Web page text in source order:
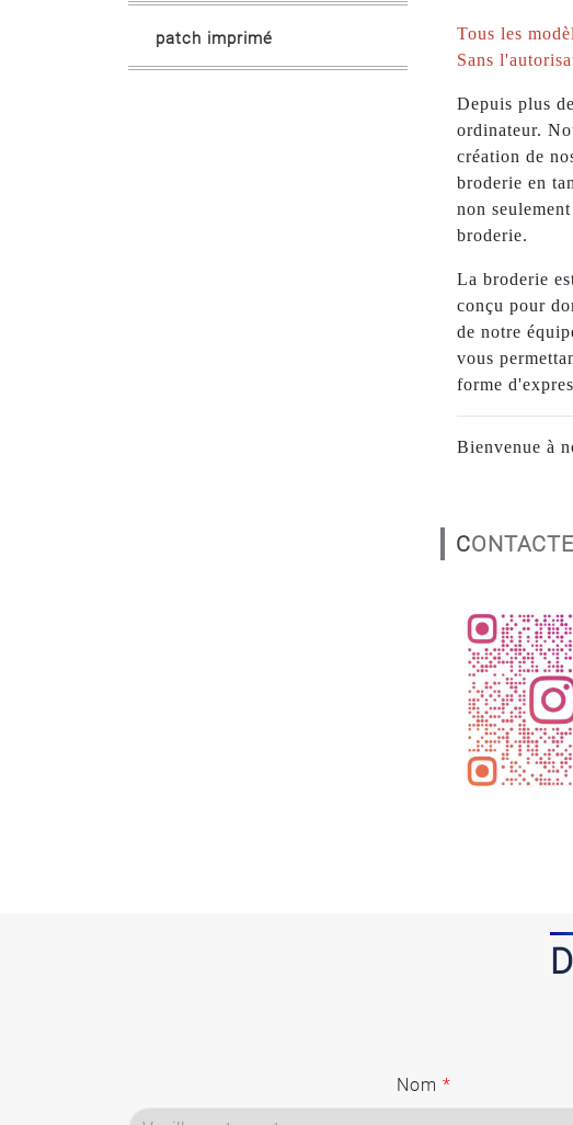
patch imprimé
Tous les
Sans
Depuis plus
ordinateur.
création de
broderie en
non
broderie.
La broderie
conçu pour
de notre
vous
forme
Bienvenue à
Nom *